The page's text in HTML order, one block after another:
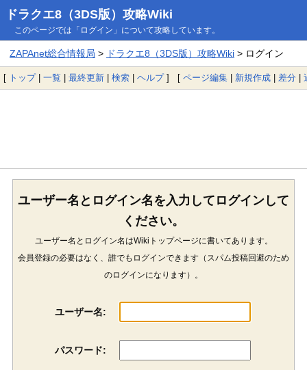
ドラクエ8（3DS版）攻略Wiki
このページでは「ログイン」について攻略しています。
ZAPAnet総合情報局 > ドラクエ8（3DS版）攻略Wiki> ログイン
[ トップ| 一覧 | 最終更新 | 検索 | ヘルプ] [ ページ編集 | 新規作成 | 差分 |
ユーザー名とログイン名を入力してログインして
ください。
ユーザー名とログイン名はWikiトップページに書いてあります。
会員登録の必要はなく、誰でもログインできます（スパム投稿回避のため
のログインになります）。
ユーザー名:
パスワード: